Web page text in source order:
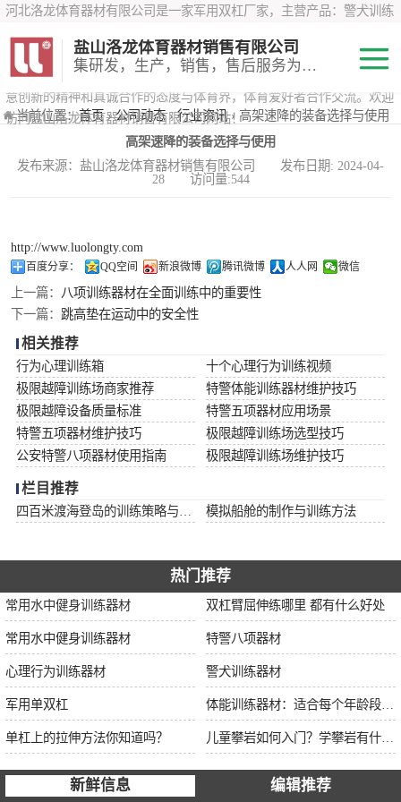
河北洛龙体育器材有限公司是一家军用双杠厂家，主营产品：警犬训练
*训练器材、400米障碍器材、军用单杠、军用双杠、军犬训练器材等训
练器材，咨询攀岩墙价格？在线咨询客服，公司以顾客至上的原则，锐
意创新的精神和真诚合作的态度与体育界，体育爱好者合作交流。欢迎
访问盐山洛龙体育器材销售有限公司网站！
盐山洛龙体育器材销售有限公司
集研发，生产，销售，售后服务为一体
当前位置：首页›公司动态›行业资讯› 高架速降的装备选择与使用
高架速降的装备选择与使用
发布来源：盐山洛龙体育器材销售有限公司 发布日期: 2024-04-
28 访问量:544
http://www.luolongty.com
百度分享： QQ空间 新浪微博 腾讯微博 人人网 微信
上一篇： 八项训练器材在全面训练中的重要性
下一篇： 跳高垫在运动中的安全性
相关推荐
行为心理训练箱
十个心理行为训练视频
极限越障训练场商家推荐
特警体能训练器材维护技巧
极限越障设备质量标准
特警五项器材应用场景
特警五项器材维护技巧
极限越障训练场选型技巧
公安特警八项器材使用指南
极限越障训练场维护技巧
栏目推荐
模拟船舱的制作与训练方法
热门推荐
常用水中健身训练器材 双杠臂屈伸练哪里 都有什么好处
常用水中健身训练器材 特警八项器材
心理行为训练器材 警犬训练器材
军用单双杠
单杠上的拉伸方法你知道吗？
新鲜信息 编辑推荐
200米障碍器材
心理行为训练器
警犬训练器材
军用单双杠
400米障碍器材